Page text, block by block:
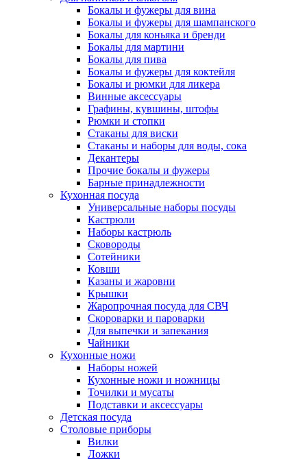
Бокалы и фужеры для вина
Бокалы и фужеры для шампанского
Бокалы для коньяка и бренди
Бокалы для мартини
Бокалы для пива
Бокалы и фужеры для коктейля
Бокалы и рюмки для ликера
Винные аксессуары
Графины, кувшины, штофы
Рюмки и стопки
Стаканы для виски
Стаканы и наборы для воды, сока
Декантеры
Прочие бокалы и фужеры
Барные принадлежности
Кухонная посуда
Универсальные наборы посуды
Кастрюли
Наборы кастрюль
Сковороды
Сотейники
Ковши
Казаны и жаровни
Крышки
Жаропрочная посуда для СВЧ
Скороварки и пароварки
Для выпечки и запекания
Чайники
Кухонные ножи
Наборы ножей
Кухонные ножи и ножницы
Точилки и мусаты
Подставки и аксессуары
Детская посуда
Столовые приборы
Вилки
Ложки